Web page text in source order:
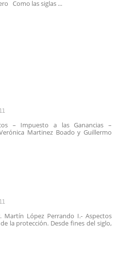
Como las siglas ...
– Impuesto a las Ganancias –
Martinez Boado y Guillermo
Martín López Perrando I.- Aspectos
la protección. Desde fines del siglo,